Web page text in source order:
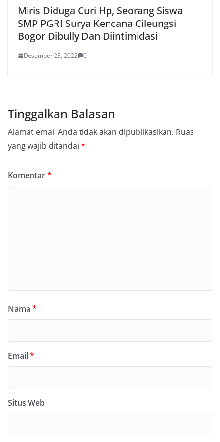
Miris Diduga Curi Hp, Seorang Siswa
SMP PGRI Surya Kencana Cileungsi
Bogor Dibully Dan Diintimidasi
Desember 23, 2022 0
Tinggalkan Balasan
Alamat email Anda tidak akan dipublikasikan. Ruas
yang wajib ditandai *
Komentar*
Nama *
Email*
Situs Web